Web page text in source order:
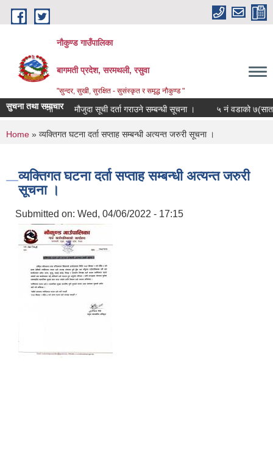
Skip to main content
नौकुण्ड गाउँपालिका
बागमती प्रदेश, सरमथली, रसुवा
"सुन्दर, सुखी, सुरक्षित - सुसंस्कृत र समृद्ध नौकुण्ड "
सुचना तथा समाचार
सूचना मौजुदा सूची दर्ता गराउने सम्बन्धी सूचना । ५ नं वडाको ७(सात)
You are here
Home » व्यक्तिगत घटना दर्ता सप्ताह सम्बन्धी अत्यन्त जरुरी सूचना ।
व्यक्तिगत घटना दर्ता सप्ताह सम्बन्धी अत्यन्त जरुरी
सूचना ।
Submitted on: Wed, 04/06/2022 - 17:15